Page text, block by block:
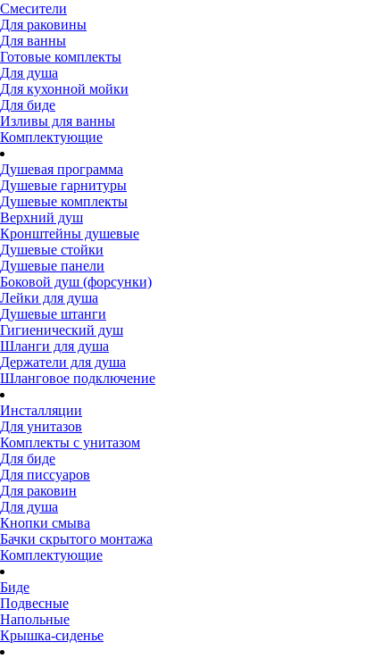
Смесители
Для раковины
Для ванны
Готовые комплекты
Для душа
Для кухонной мойки
Для биде
Изливы для ванны
Комплектующие
Душевая программа
Душевые гарнитуры
Душевые комплекты
Верхний душ
Кронштейны душевые
Душевые стойки
Душевые панели
Боковой душ (форсунки)
Лейки для душа
Душевые штанги
Гигиенический душ
Шланги для душа
Держатели для душа
Шланговое подключение
Инсталляции
Для унитазов
Комплекты с унитазом
Для биде
Для писсуаров
Для раковин
Для душа
Кнопки смыва
Бачки скрытого монтажа
Комплектующие
Биде
Подвесные
Напольные
Крышка-сиденье